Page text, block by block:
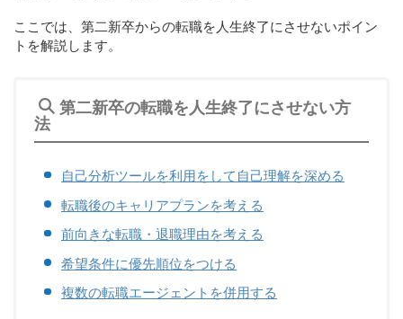
ここでは、第二新卒からの転職を人生終了にさせないポイン
トを解説します。
第二新卒の転職を人生終了にさせない方
法
自己分析ツールを利用をして自己理解を深める
転職後のキャリアプランを考える
前向きな転職・退職理由を考える
希望条件に優先順位をつける
複数の転職エージェントを併用する